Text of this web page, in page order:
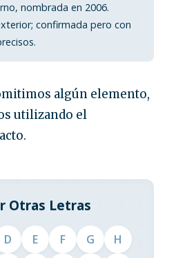
nombrada en 2006.
confirmada pero con
algún elemento,
utilizando el
Otras Letras
D E F G
H